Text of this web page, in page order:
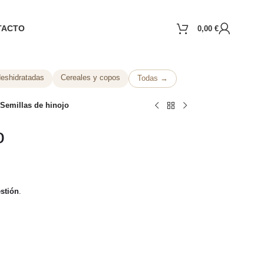
0,00 €
Cereales y copos Todas →
Semillas de hinojo
.